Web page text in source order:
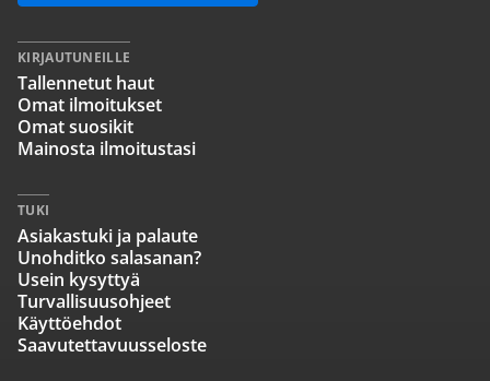
KIRJAUTUNEILLE
Tallennetut haut
Omat ilmoitukset
Omat suosikit
Mainosta ilmoitustasi
TUKI
Asiakastuki ja palaute
Unohditko salasanan?
Usein kysyttyä
Turvallisuusohjeet
Käyttöehdot
Saavutettavuusseloste